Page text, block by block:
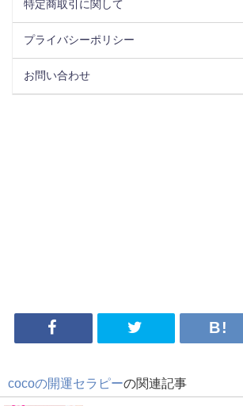
特定商取引に関して
プライバシーポリシー
お問い合わせ
cocoの開運セラピーの関連記事